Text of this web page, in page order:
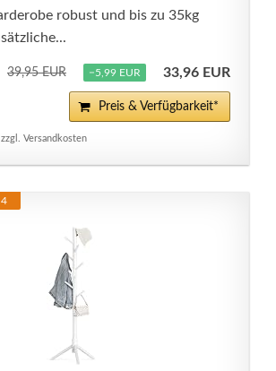
robust und bis zu 35kg
39,95 EUR −5,99 EUR 33,96 EUR
Preis & Verfügbarkeit*
Versandkosten
4